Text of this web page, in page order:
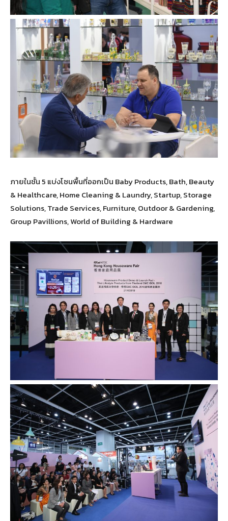
ภายในชั้น 5 แบ่งโซนพื้นที่ออกเป็น Baby Products, Bath, Beauty
& Healthcare, Home Cleaning & Laundry, Startup, Storage
Solutions, Trade Services, Furniture, Outdoor & Gardening,
Group Pavillions, World of Building & Hardware